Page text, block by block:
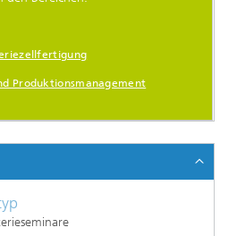
Produktionsmanagement